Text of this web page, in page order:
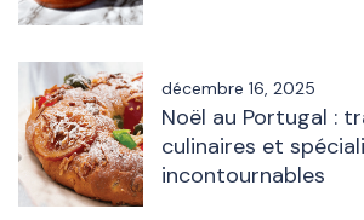
décembre 16, 2025
Noël au Portugal :
culinaires et
incontournables